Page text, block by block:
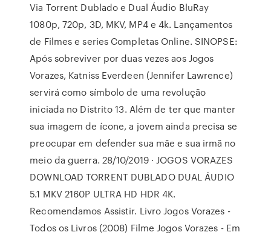
Via Torrent Dublado e Dual Áudio BluRay
1080p, 720p, 3D, MKV, MP4 e 4k. Lançamentos
de Filmes e series Completas Online. SINOPSE:
Após sobreviver por duas vezes aos Jogos
Vorazes, Katniss Everdeen (Jennifer Lawrence)
servirá como símbolo de uma revolução
iniciada no Distrito 13. Além de ter que manter
sua imagem de ícone, a jovem ainda precisa se
preocupar em defender sua mãe e sua irmã no
meio da guerra. 28/10/2019 · JOGOS VORAZES
DOWNLOAD TORRENT DUBLADO DUAL ÁUDIO
5.1 MKV 2160P ULTRA HD HDR 4K.
Recomendamos Assistir. Livro Jogos Vorazes -
Todos os Livros (2008) Filme Jogos Vorazes - Em